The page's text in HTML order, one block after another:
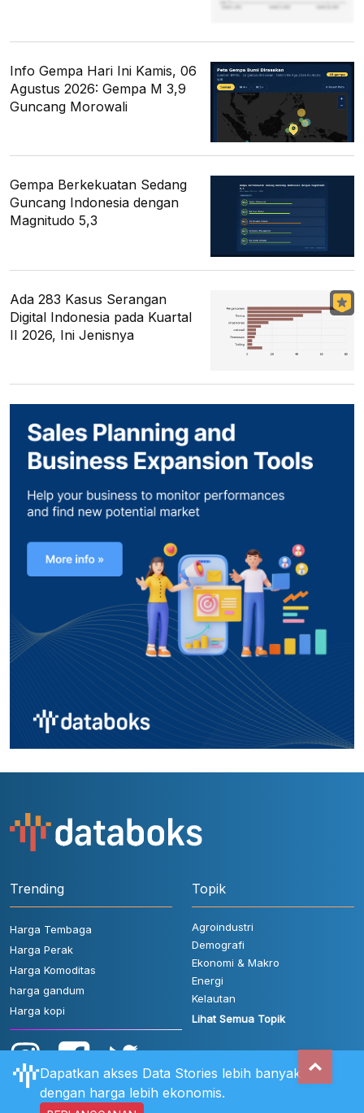
Info Gempa Hari Ini Kamis, 06
Agustus 2026: Gempa M 3,9
Guncang Morowali
Gempa Berkekuatan Sedang
Guncang Indonesia dengan
Magnitudo 5,3
Ada 283 Kasus Serangan
Digital Indonesia pada Kuartal
II 2026, Ini Jenisnya
Trending
Harga Tembaga
Harga Perak
Harga Komoditas
harga gandum
Harga kopi
Topik
Agroindustri
Demografi
Ekonomi & Makro
Energi
Kelautan
Lihat Semua Topik
Dapatkan akses Data Stories lebih banyak
dengan harga lebih ekonomis.